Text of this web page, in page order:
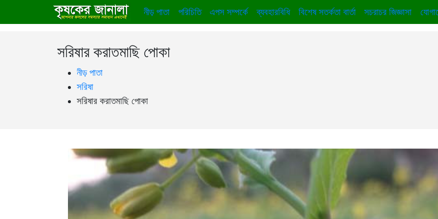
নীড় পাতা পরিচিতি এপস সম্পর্কে ব্যবহারবিধি বিশেষ সতর্কতা বার্তা সচরাচর জিজ্ঞাসা
সরিষার করাতমাছি পোকা
নীড় পাতা
সরিষা
সরিষার করাতমাছি পোকা